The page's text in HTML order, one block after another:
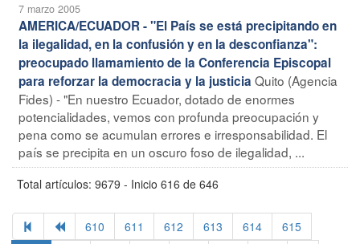
7 marzo 2005
AMERICA/ECUADOR - "El País se está precipitando en
la ilegalidad, en la confusión y en la desconfianza":
preocupado llamamiento de la Conferencia Episcopal
para reforzar la democracia y la justicia Quito (Agencia
Fides) - "En nuestro Ecuador, dotado de enormes
potencialidades, vemos con profunda preocupación y
pena como se acumulan errores e irresponsabilidad. El
país se precipita en un oscuro foso de ilegalidad, ...
Total artículos: 9679 - Inicio 616 de 646
610 611 612 613 614
615